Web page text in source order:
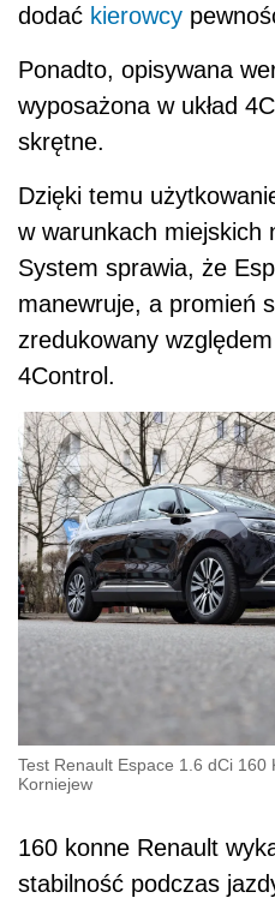
dodać kierowcy
Ponadto, opisywana
wyposażona w układ
skrętne.
Dzięki temu
w warunkach miejskich
System sprawia, że
manewruje, a promień
zredukowany
4Control.
Test Renault Espace 1.6 dCi 160
Korniejew
160 konne Renault
stabilność podczas